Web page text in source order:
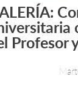
Profesor